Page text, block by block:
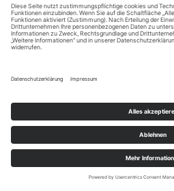
erfolgreiche
Kombination
und Feuchtigkeitsansammlungen zu
den Zelten, um die Weidenutzung
zu fördern.
Berücksichtige den natürlichen
und Unterstände sinnvoll zu
Setze auf robuste,
um langfristige Stabilität zu